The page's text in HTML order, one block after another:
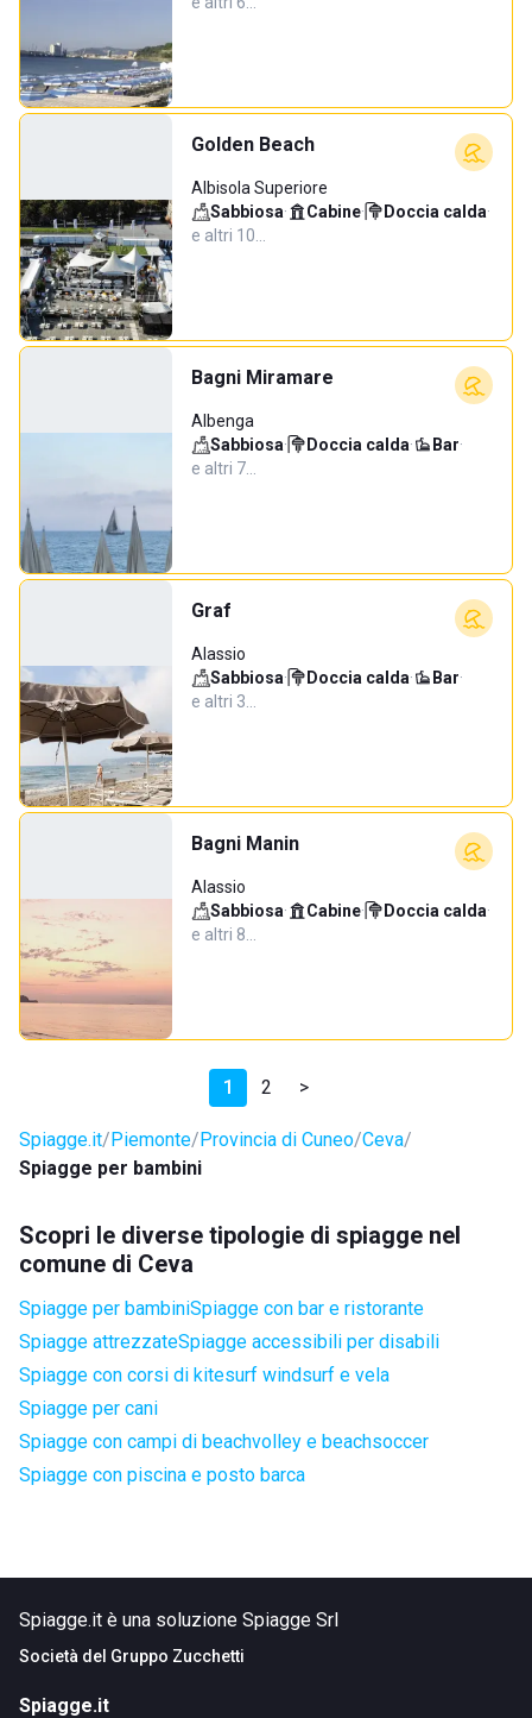
Golden Beach
Albisola Superiore
Sabbiosa· Cabine· Doccia calda·
e altri 10…
Bagni Miramare
Albenga
Sabbiosa· Doccia calda· Bar·
e altri 7…
Graf
Alassio
Sabbiosa· Doccia calda· Bar·
e altri 3…
Bagni Manin
Alassio
Sabbiosa· Cabine· Doccia calda·
e altri 8…
1 2 >
Spiagge.it Piemonte Provincia di Cuneo Ceva
Spiagge per bambini
Scopri le diverse tipologie di spiagge nel
comune di Ceva
Spiagge per bambiniSpiagge con bar e ristorante
Spiagge attrezzateSpiagge accessibili per disabili
Spiagge con corsi di kitesurf windsurf e vela
Spiagge per cani
Spiagge con campi di beachvolley e beachsoccer
Spiagge con piscina e posto barca
Spiagge.it è una soluzione Spiagge Srl
Società del Gruppo Zucchetti
Spiagge.it